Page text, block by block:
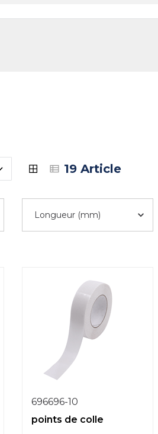
19 Article
Longueur (mm)
696696-10
points de colle